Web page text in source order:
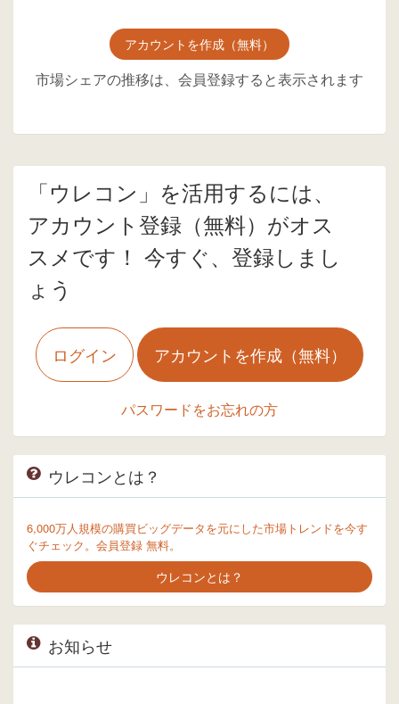
アカウントを作成（無料）
市場シェアの推移は、会員登録すると表示されます
「ウレコン」を活用するには、
アカウント登録（無料）がオス
スメです！ 今すぐ、登録しまし
ょう
ログイン アカウントを作成（無料）
パスワードをお忘れの方
ウレコンとは？
6,000万人規模の購買ビッグデータを元にした市場トレンドを今す
ぐチェック。会員登録 無料。
ウレコンとは？
お知らせ